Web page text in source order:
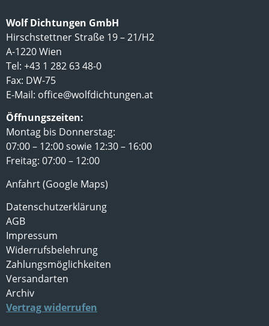
Wolf Dichtungen GmbH
Hirschstettner Straße 19 – 21/H2
A-1220 Wien
Tel: +43 1 282 63 48-0
Fax: DW-75
E-Mail: office@wolfdichtungen.at
Öffnungszeiten:
Montag bis Donnerstag:
07:00 – 12:00 sowie 12:30 – 16:00
Freitag: 07:00 – 12:00
Anfahrt (Google Maps)
Datenschutzerklärung
AGB
Impressum
Widerrufsbelehrung
Zahlungsmöglichkeiten
Versandarten
Archiv
Vertrag widerrufen